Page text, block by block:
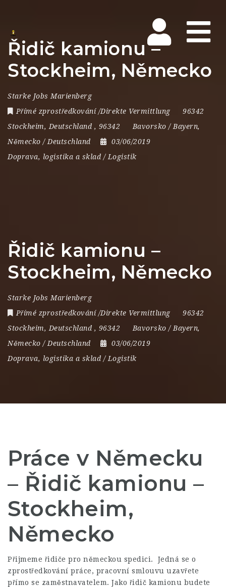
Řidič kamionu –
Stockheim, Německo
Starke Jobs Marienberg
Přímé zprostředkování /Direkte Vermittlung
96342
Stockheim, Deutschland , 96342 Bavorsko / Bayern,
Německo / Deutschland
03/06/2019
Doprava, logistika a sklad / Logistik
Řidič kamionu –
Stockheim, Německo
Starke Jobs Marienberg
Přímé zprostředkování /Direkte Vermittlung
96342
Stockheim, Deutschland , 96342 Bavorsko / Bayern,
Německo / Deutschland
03/06/2019
Doprava, logistika a sklad / Logistik
Práce v Německu
– Řidič kamionu –
Stockheim,
Německo
Přijmeme řidiče pro německou spedici. Jedná se o
zprostředkování práce, pracovní smlouvu uzavřete
přímo se zaměstnavatelem. Jako řidič kamionu budete